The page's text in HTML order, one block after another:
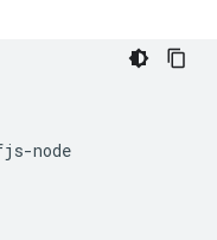
-node